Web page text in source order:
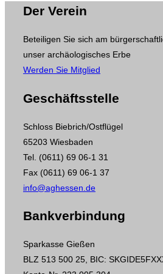
Der Verein
Beteiligen Sie sich am
unser archäologisches Erbe
Werden Sie Mitglied
Geschäftsstelle
Schloss Biebrich/Ostflügel
65203 Wiesbaden
Tel. (0611) 69 06-1 31
Fax (0611) 69 06-1 37
info@aghessen.de
Bankverbindung
Sparkasse Gießen
BLZ 513 500 25, BIC: